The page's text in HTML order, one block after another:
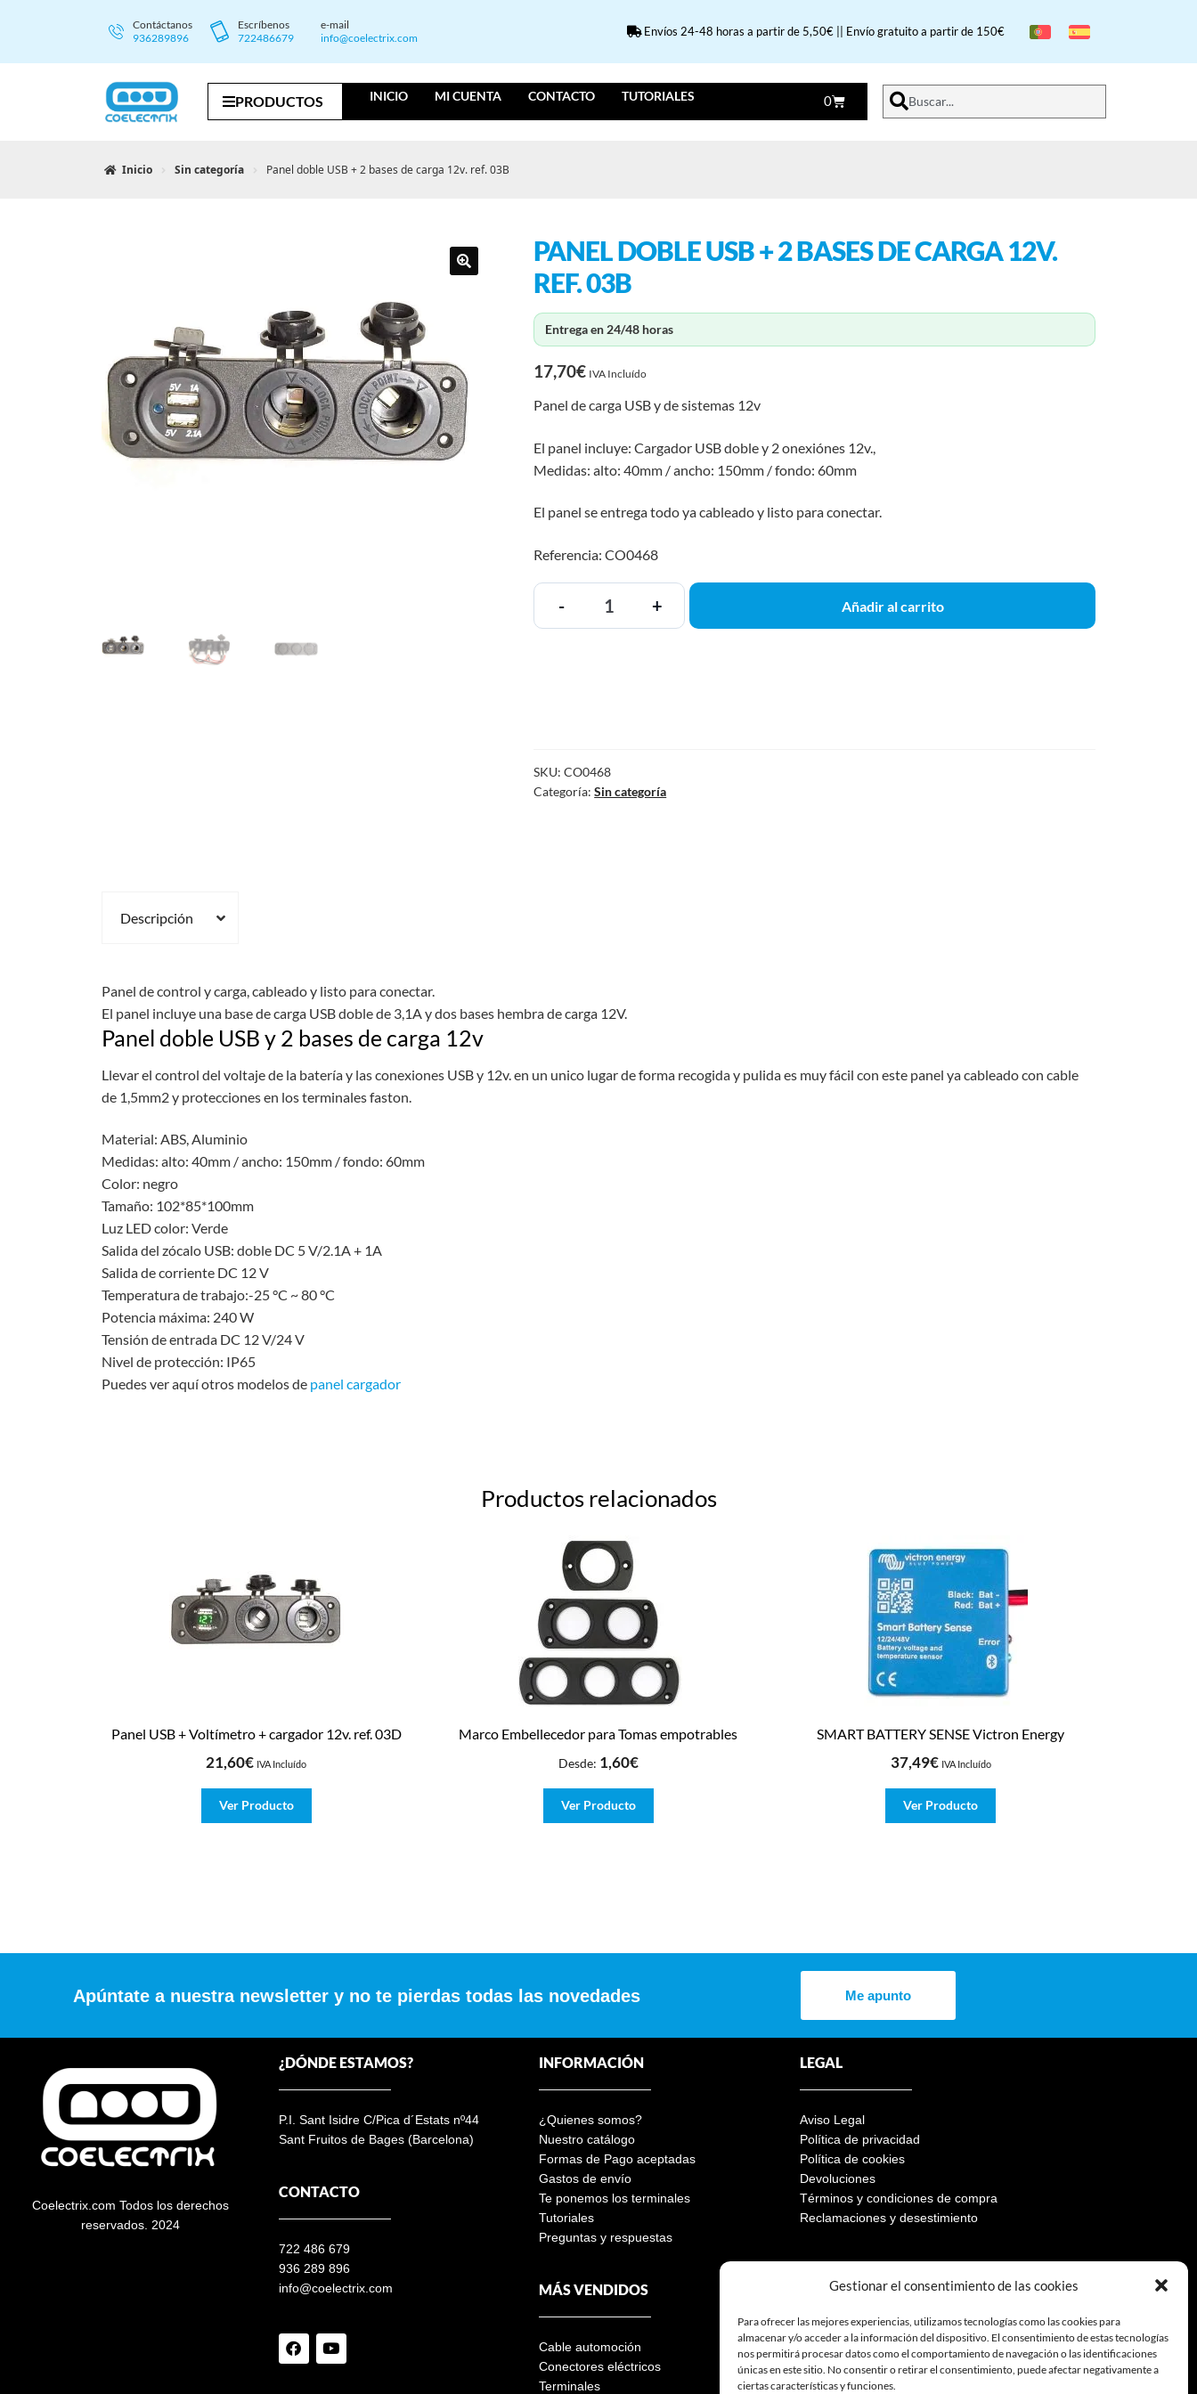
Gestionar el consentimiento de las cookies
Para ofrecer las mejores experiencias, utilizamos tecnologías como las cookies para
almacenar y/o acceder a la información del dispositivo. El consentimiento de estas tecnologías
nos permitirá procesar datos como el comportamiento de navegación o las identificaciones
únicas en este sitio. No consentir o retirar el consentimiento, puede afectar negativamente a
ciertas características y funciones.
Contáctanos
936289896
Escríbenos
722486679
e-mail
info@coelectrix.com
Envíos 24-48 horas a partir de 5,50€ || Envío gratuito a partir de 150€
PRODUCTOS INICIO MI CUENTA CONTACTO TUTORIALES 0 Buscar...
Inicio Sin categoría Panel doble USB + 2 bases de carga 12v. ref. 03B
PANEL DOBLE USB + 2 BASES DE CARGA 12V.
REF. 03B
Entrega en 24/48 horas
17,70€ IVA Incluído
Panel de carga USB y de sistemas 12v
El panel incluye: Cargador USB doble y 2 onexiónes 12v.,
Medidas: alto: 40mm / ancho: 150mm / fondo: 60mm
El panel se entrega todo ya cableado y listo para conectar.
Referencia: CO0468
- + Añadir al carrito
SKU:CO0468
Categoría:Sin categoría
Descripción
Panel de control y carga, cableado y listo para conectar.
El panel incluye una base de carga USB doble de 3,1A y dos bases hembra de carga 12V.
Panel doble USB y 2 bases de carga 12v
Llevar el control del voltaje de la batería y las conexiones USB y 12v. en un unico lugar de forma recogida y pulida es muy fácil con este panel ya cableado con cable
de 1,5mm2 y protecciones en los terminales faston.
Material: ABS, Aluminio
Medidas: alto: 40mm / ancho: 150mm / fondo: 60mm
Color: negro
Tamaño: 102*85*100mm
Luz LED color: Verde
Salida del zócalo USB: doble DC 5 V/2.1A + 1A
Salida de corriente DC 12 V
Temperatura de trabajo:-25 °C ~ 80 °C
Potencia máxima: 240 W
Tensión de entrada DC 12 V/24 V
Nivel de protección: IP65
Puedes ver aquí otros modelos de panel cargador
Productos relacionados
Panel USB + Voltímetro + cargador 12v. ref. 03D
21,60€ IVA Incluído
Ver Producto
Marco Embellecedor para Tomas empotrables
Desde: 1,60€
Ver Producto
SMART BATTERY SENSE Victron Energy
37,49€ IVA Incluído
Ver Producto
Apúntate a nuestra newsletter y no te pierdas todas las novedades Me apunto
Coelectrix.com Todos los derechos
reservados. 2024
¿DÓNDE ESTAMOS?
P.I. Sant Isidre C/Pica d´Estats nº44
Sant Fruitos de Bages (Barcelona)
CONTACTO
722 486 679
936 289 896
info@coelectrix.com
INFORMACIÓN
¿Quienes somos?
Nuestro catálogo
Formas de Pago aceptadas
Gastos de envío
Te ponemos los terminales
Tutoriales
Preguntas y respuestas
MÁS VENDIDOS
Cable automoción
Conectores eléctricos
Terminales
LEGAL
Aviso Legal
Política de privacidad
Política de cookies
Devoluciones
Términos y condiciones de compra
Reclamaciones y desestimiento